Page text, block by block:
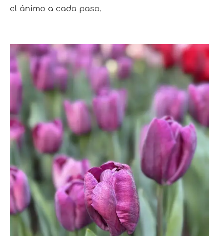
el ánimo a cada paso.